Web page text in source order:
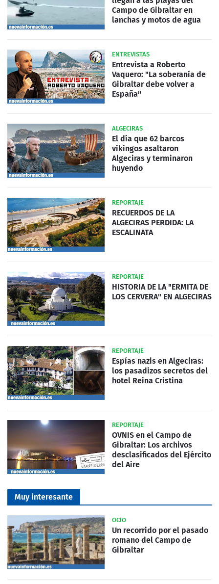
Campo de Gibraltar en
lanchas y motos de agua
ENTREVISTAS
Entrevista a Roberto
Vaquero: "La soberanía de
Gibraltar debe volver a
España"
ALGECIRAS
El día que 62 barcos
vikingos asaltaron
Algeciras y terminaron
huyendo
REPORTAJE
RECUERDOS DE LA
ALGECIRAS PERDIDA: LA
ESCALINATA
REPORTAJE
HISTORIA DE LA "ERMITA DE
LOS CERVERA" EN ALGECIRAS
REPORTAJE
Espías nazis en Algeciras:
los pasadizos secretos del
hotel Reina Cristina
REPORTAJE
OVNIS en el Campo de
Gibraltar: Los archivos
desclasificados del Ejército
del Aire
Muy interesante
OCIO
Un recorrido por el pasado
romano del Campo de
Gibraltar